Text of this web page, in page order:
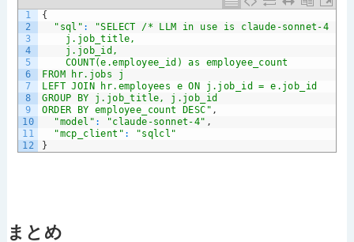
1
2
3
4
5
6
7
8
9
10
11
12
{
"sql" :
"SELECT /* LLM in use is claude-sonnet-4 */
j.job_title,
j.job_id,
COUNT(e.employee_id) as employee_count
FROM hr.jobs j
LEFT JOIN hr.employees e ON j.job_id = e.job_id
GROUP BY j.job_title, j.job_id
ORDER BY employee_count DESC" ,
"model" : "claude-sonnet-4" ,
"mcp_client" :
"sqlcl"
}
まとめ